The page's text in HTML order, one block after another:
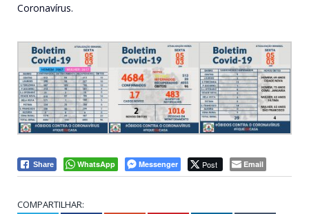
Coronavírus.
Share WhatsApp Messenger Post Email
COMPARTILHAR: